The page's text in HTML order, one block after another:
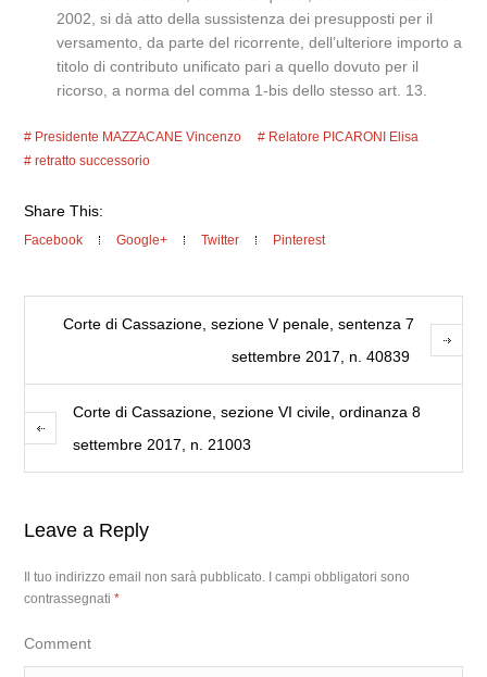
2002, si dà atto della sussistenza dei presupposti per il
versamento, da parte del ricorrente, dell’ulteriore importo a
titolo di contributo unificato pari a quello dovuto per il
ricorso, a norma del comma 1-bis dello stesso art. 13.
Presidente MAZZACANE Vincenzo
Relatore PICARONI Elisa
retratto successorio
Share This:
Facebook Google+ Twitter Pinterest
Corte di Cassazione, sezione V penale, sentenza 7
settembre 2017, n. 40839
Corte di Cassazione, sezione VI civile, ordinanza 8
settembre 2017, n. 21003
Leave a Reply
Il tuo indirizzo email non sarà pubblicato. I campi obbligatori sono
contrassegnati*
Comment